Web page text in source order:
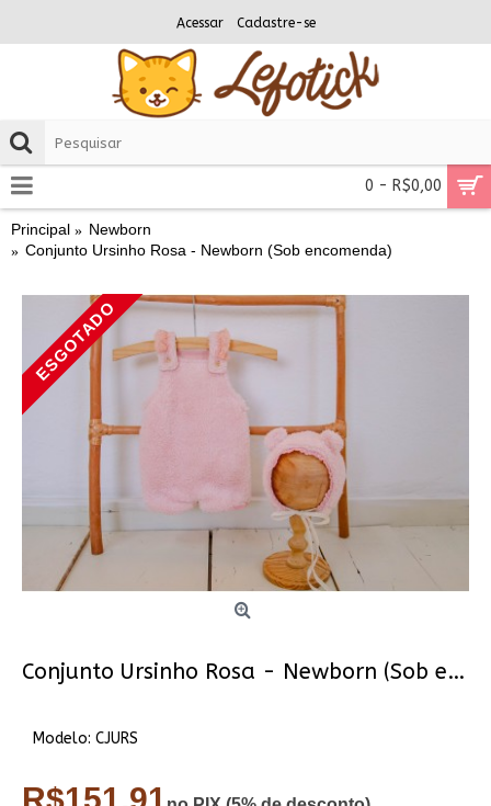
Acessar Cadastre-se
0 - R$0,00
Principal
Newborn
Conjunto Ursinho Rosa - Newborn (Sob encomenda)
ESGOTADO
Conjunto Ursinho Rosa - Newborn (Sob encomenda)
Modelo: CJURS